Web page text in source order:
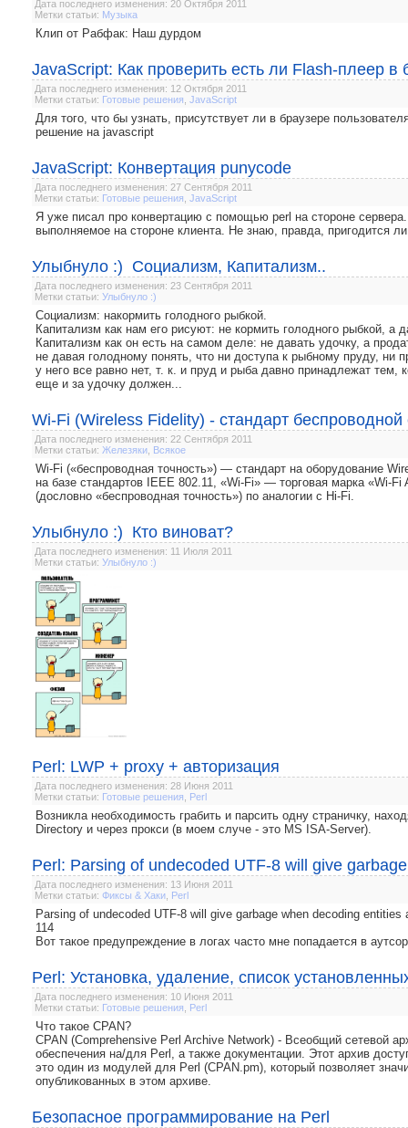
Дата последнего изменения: 20 Октября 2011
Метки статьи: Музыка
Клип от Рабфак: Наш дурдом
JavaScript: Как проверить есть ли Flash-плеер в
Дата последнего изменения: 12 Октября 2011
Метки статьи: Готовые решения JavaScript
Для того, что бы узнать, присутствует ли в браузере
решение на javascript
JavaScript: Конвертация punycode
Дата последнего изменения: 27 Сентября 2011
Метки статьи: Готовые решения JavaScript
Я уже писал про конвертацию с помощью perl на стороне
выполняемое на стороне клиента. Не знаю, правда, пригодится
Улыбнуло :) Социализм, Капитализм..
Дата последнего изменения: 23 Сентября 2011
Метки статьи: Улыбнуло :)
Социализм: накормить голодного рыбкой.
Капитализм как нам его рисуют: не кормить голодного рыбкой, а
Капитализм как он есть на самом деле: не давать удочку, а
не давая голодному понять, что ни доступа к рыбному пруду, ни
у него все равно нет, т. к. и пруд и рыба давно принадлежат тем,
еще и за удочку должен...
Wi-Fi (Wireless Fidelity) - стандарт беспроводной
Дата последнего изменения: 22 Сентября 2011
Метки статьи: Железяки Всякое
Wi-Fi («беспроводная точность») — стандарт на оборудование
на базе стандартов IEEE 802.11, «Wi-Fi» — торговая марка «Wi-
(дословно «беспроводная точность») по аналогии с Hi-Fi.
Улыбнуло :) Кто виноват?
Дата последнего изменения: 11 Июля 2011
Метки статьи: Улыбнуло :)
Perl: LWP + proxy + авторизация
Дата последнего изменения: 28 Июня 2011
Метки статьи: Готовые решения Perl
Возникла необходимость грабить и парсить одну страничку,
Directory и через прокси (в моем случе - это MS ISA-Server).
Perl: Parsing of undecoded UTF-8 will give
Дата последнего изменения: 13 Июня 2011
Метки статьи: Фиксы & Хаки Perl
Parsing of undecoded UTF-8 will give garbage when decoding
114
Вот такое предупреждение в логах часто мне попадается в
Perl: Установка, удаление, список
Дата последнего изменения: 10 Июня 2011
Метки статьи: Готовые решения Perl
Что такое CPAN?
CPAN (Comprehensive Perl Archive Network) - Всеобщий сетевой
обеспечения на/для Perl, а также документации. Этот архив
это один из модулей для Perl (CPAN.pm), который позволяет
опубликованных в этом архиве.
Безопасное программирование на Perl